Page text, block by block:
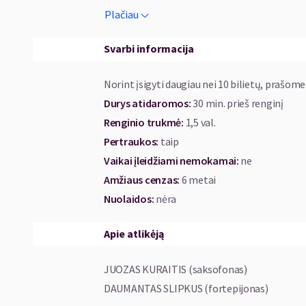
Koncertuose skambės gražiausi kada nors
fortepijonui.
Alytus, Kaunas, Jonava, Anykščiai,
turės progą mėgautis itin romantiškais
muzikos instrumentų, be kurio skambesio
susitikime pasiklausyti užburiančios
Plačiau
Svarbi informacija
Norint įsigyti daugiau nei 10 bilietų,
Durys atidaromos:30 min. prieš renginį
Renginio trukmė: 1,5 val.
Pertraukos: taip
Vaikai įleidžiami nemokamai: ne
Amžiaus cenzas: 6 metai
Nuolaidos: nėra
Apie atlikėją
JUOZAS KURAITIS (saksofonas)
DAUMANTAS SLIPKUS (fortepijonas)